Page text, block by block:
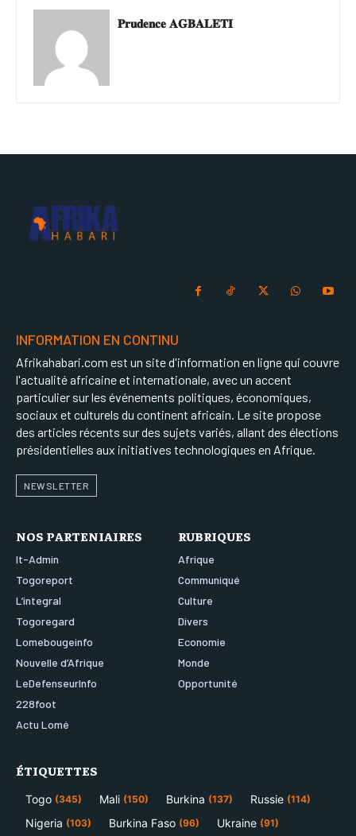
𝐏𝐫𝐮𝐝𝐞𝐧𝐜𝐞 𝐀𝐆𝐁𝐀𝐋𝐄𝐓𝐈
INFORMATION EN CONTINU
Afrikahabari.com est un site d'information en ligne qui couvre
l'actualité africaine et internationale, avec un accent
particulier sur les événements politiques, économiques,
sociaux et culturels du continent africain. Le site propose
des articles récents sur des sujets variés, allant des élections
présidentielles aux initiatives technologiques en Afrique.
NEWSLETTER
NOS PARTENIAIRES
It-Admin
Togoreport
L’integral
Togoregard
Lomebougeinfo
Nouvelle d’Afrique
LeDefenseurInfo
228foot
Actu Lomé
RUBRIQUES
Afrique
Communiqué
Culture
Divers
Economie
Monde
Opportunité
ÉTIQUETTES
Togo (345) Mali (150) Burkina (137) Russie (114)
Nigeria (103) Burkina Faso (96) Ukraine (91)